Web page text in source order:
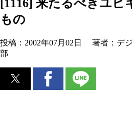
[1116] 来たるべきユビ
もの
投稿： 2002年07月02日 著者： デ
部